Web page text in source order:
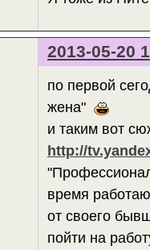
2013-05-20
по первой
жена"
и таким вот
http://
время
от своего
пойти на